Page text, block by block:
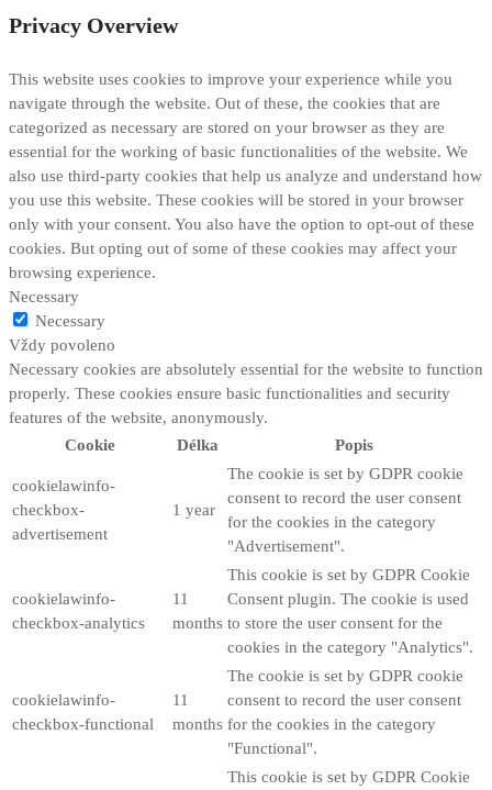
Privacy Overview
This website uses cookies to improve your experience while you
navigate through the website. Out of these, the cookies that are
categorized as necessary are stored on your browser as they are
essential for the working of basic functionalities of the website. We
also use third-party cookies that help us analyze and understand how
you use this website. These cookies will be stored in your browser
only with your consent. You also have the option to opt-out of these
cookies. But opting out of some of these cookies may affect your
browsing experience.
Necessary
Necessary
Vždy povoleno
Necessary cookies are absolutely essential for the website to function
properly. These cookies ensure basic functionalities and security
features of the website, anonymously.
Cookie
Délka Popis
cookielawinfo-
checkbox-
advertisement
1 year
The cookie is set by GDPR cookie
consent to record the user consent
for the cookies in the category
"Advertisement".
cookielawinfo-
checkbox-analytics
11
months
This cookie is set by GDPR Cookie
Consent plugin. The cookie is used
to store the user consent for the
cookies in the category "Analytics".
cookielawinfo-
checkbox-functional
11
months
The cookie is set by GDPR cookie
consent to record the user consent
for the cookies in the category
"Functional".
This cookie is set by GDPR Cookie